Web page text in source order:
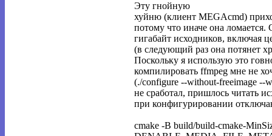
Эту гнойную
хуйню (клиент MEGAcmd)
потому что иначе она ломается.
гигабайт исходников, включая
(в следующий раз она потянет
Поскольку я использую это
компилировать ffmpeg мне не
(./configure --without-freeimage --
не сработал, пришлось читать
при конфигурировании
cmake -B build/build-cmake-